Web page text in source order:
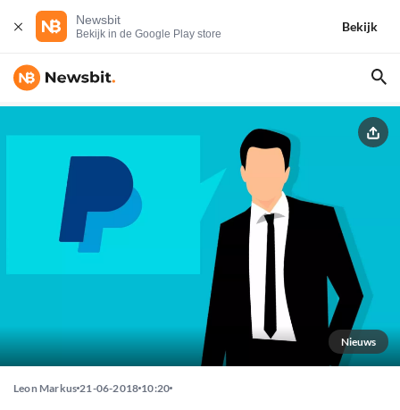
Newsbit
Bekijk in de Google Play store
Bekijk
Nieuws
Leon Markus 21-06-2018 10:20